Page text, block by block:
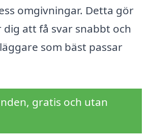
omgivningar. Detta gör
att få svar snabbt och
som bäst passar
gratis och utan